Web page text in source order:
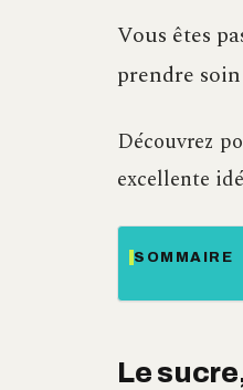
Vous êtes
prendre
Découvrez
excellente
SOMMAIRE
Le